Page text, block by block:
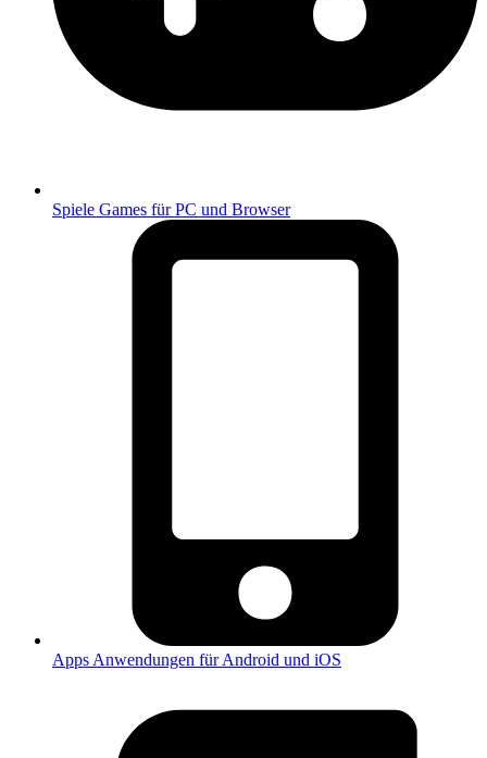
Spiele Games für PC und Browser
Apps Anwendungen für Android und iOS